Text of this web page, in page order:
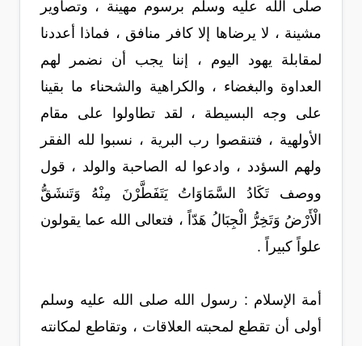
صلى الله عليه وسلم برسوم مهينة ، وتصاوير
مشينة ، لا يرضاها إلا كافر منافق ، فماذا أعددنا
لمقابلة يهود اليوم ، إننا يجب أن نضمر لهم
العداوة والبغضاء ، والكراهية والشحناء ما بقينا
على وجه البسيطة ، لقد تطاولوا على مقام
الأولهية ، فتنقصوا رب البرية ، نسبوا لله الفقر
ولهم السؤدد ، وادعوا له الصاحبة والولد ، قول
ووصف تَكَادُ السَّمَاوَاتُ يَتَفَطَّرْنَ مِنْهُ وَتَنشَقُّ
الْأَرْضُ وَتَخِرُّ الْجِبَالُ هَدّاً ، فتعالى الله عما يقولون
علواً كبيراً .
أمة الإسلام : رسول الله صلى الله عليه وسلم
أولى أن تقطع لمحبته العلاقات ، وتقاطع لمكانته